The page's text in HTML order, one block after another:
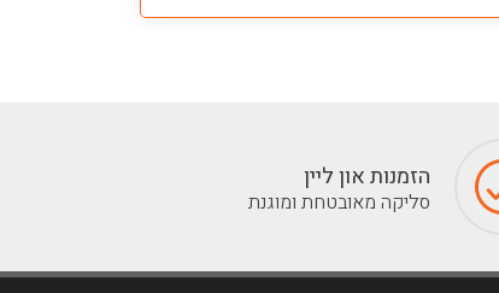
הזמנות און ליין
סליקה מאובטחת ומוגנת